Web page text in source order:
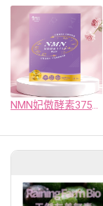
NMN妃傲酵素3750 PLUS(30顆/入)